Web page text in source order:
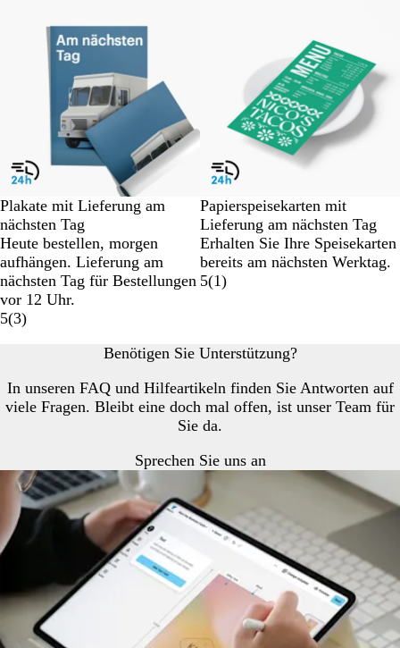
Plakate mit Lieferung am
nächsten Tag
Heute bestellen, morgen
aufhängen. Lieferung am
nächsten Tag für Bestellungen
vor 12 Uhr.
5(3)
Papierspeisekarten mit
Lieferung am nächsten Tag
Erhalten Sie Ihre Speisekarten
bereits am nächsten Werktag.
5(1)
Benötigen Sie Unterstützung?
In unseren FAQ und Hilfeartikeln finden Sie Antworten auf
viele Fragen. Bleibt eine doch mal offen, ist unser Team für
Sie da.
Sprechen Sie uns an